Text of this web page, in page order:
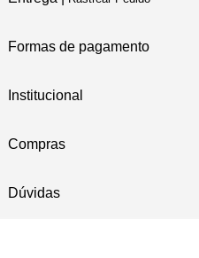
Formas de pagamento
Institucional
Compras
Dúvidas